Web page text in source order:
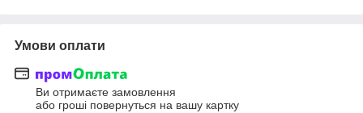
Умови оплати
Ви отримаєте замовлення
або гроші повернуться на вашу картку